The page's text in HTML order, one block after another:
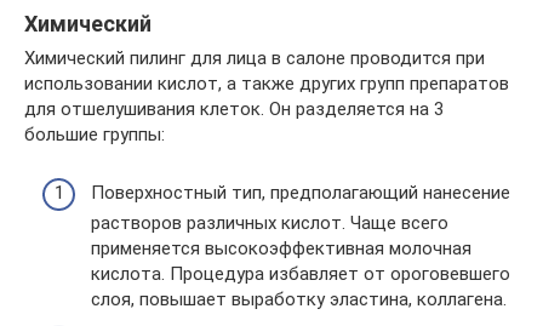
Химический
Химический пилинг для лица в салоне проводится при
использовании кислот, а также других групп препаратов
для отшелушивания клеток. Он разделяется на 3
большие группы:
Поверхностный тип, предполагающий нанесение
растворов различных кислот. Чаще всего
применяется высокоэффективная молочная
кислота. Процедура избавляет от ороговевшего
слоя, повышает выработку эластина, коллагена.